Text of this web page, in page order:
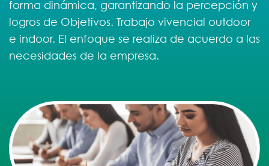
forma dinámica, garantizando la percepción y
logros de Objetivos. Trabajo vivencial outdoor
e indoor. El enfoque se realiza de acuerdo a las
necesidades de la empresa.